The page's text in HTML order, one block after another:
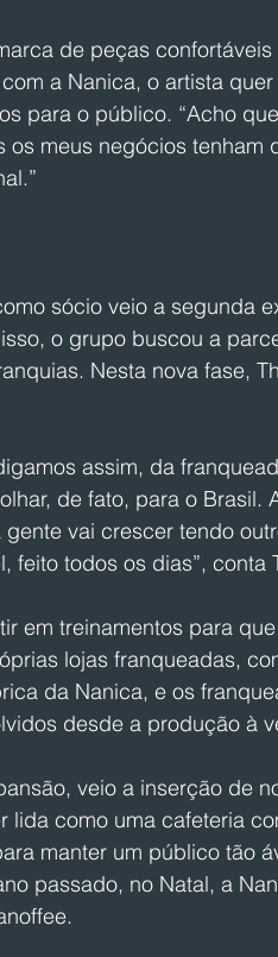
de peças
a Nanica, o artista
para o público. “Acho
meus negócios tenham
sócio veio a segunda
o grupo buscou a
Nesta nova fase,
assim, da
de fato, para o Brasil.
vai crescer tendo
feito todos os dias”, conta
em treinamentos para
lojas franqueadas,
da Nanica, e os
desde a produção à
veio a inserção de
lida como uma cafeteria
manter um público tão
passado, no Natal, a